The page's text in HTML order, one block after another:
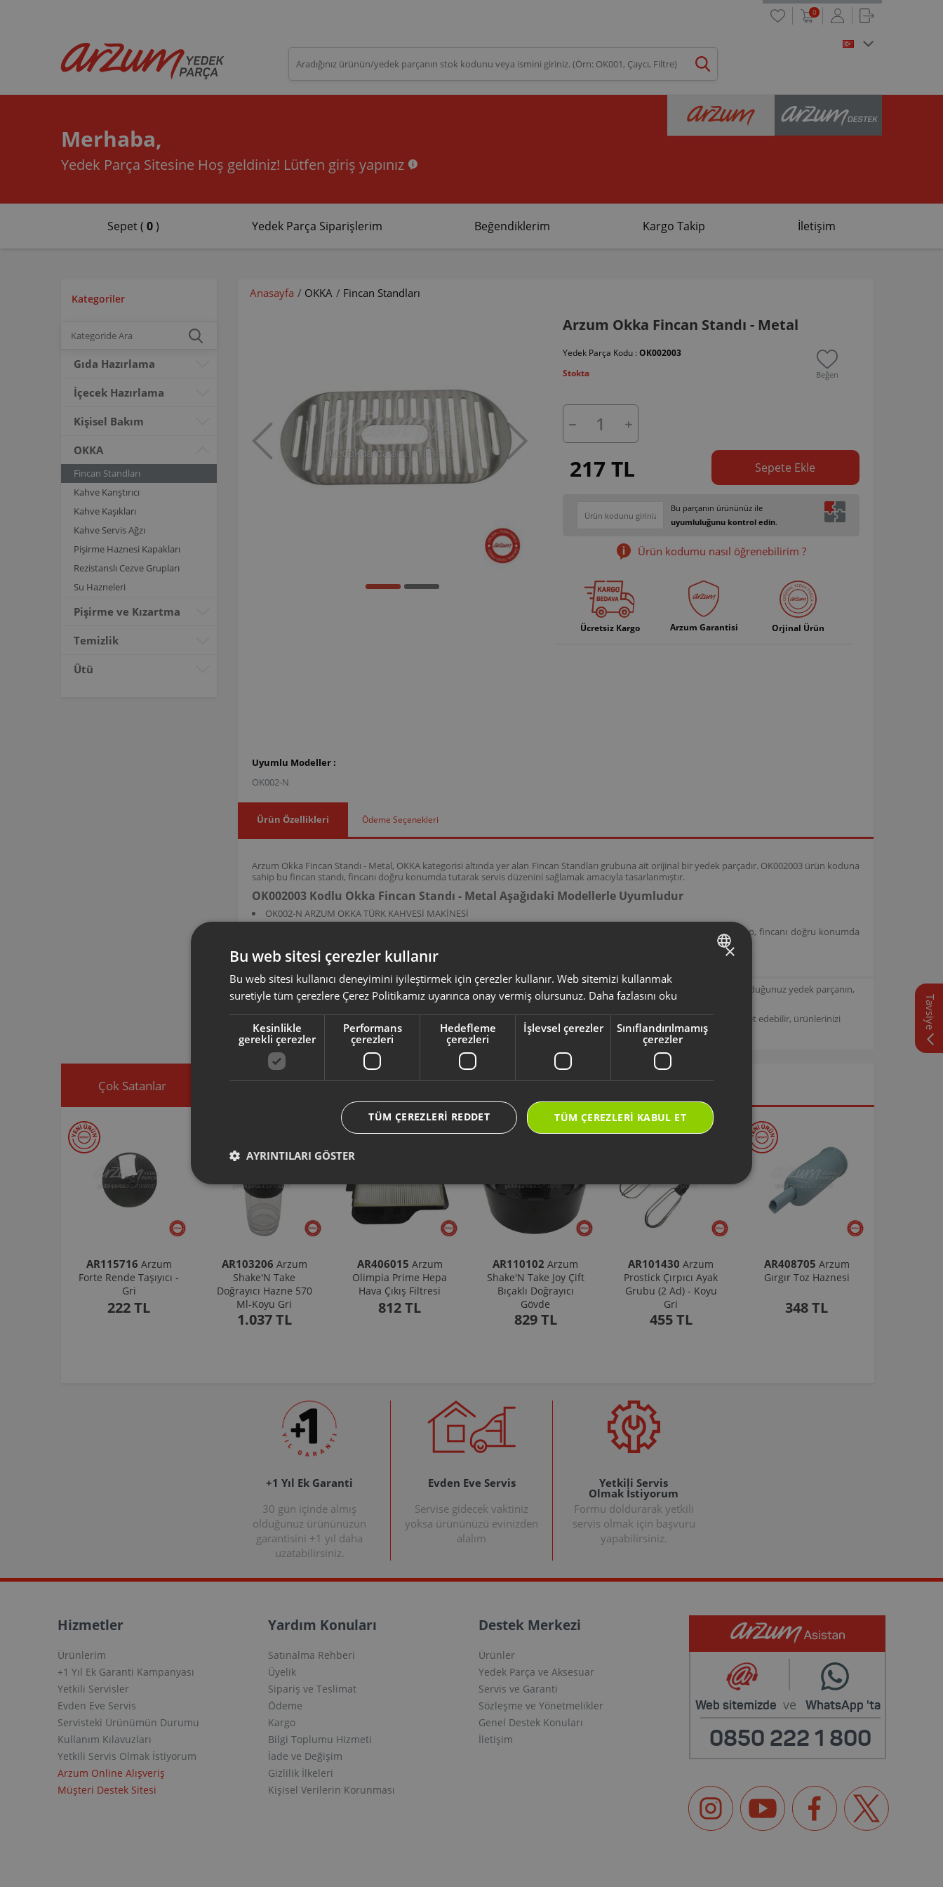
0
Merhaba,
Yedek Parça Sitesine Hoş geldiniz! Lütfen giriş yapınız
Sepet ( 0) Yedek Parça Siparişlerim Beğendiklerim Kargo Takip İletişim
Kategoriler
Gıda Hazırlama
İçecek Hazırlama
Kişisel Bakım
OKKA
Fincan Standları
Kahve Karıştırıcı
Kahve Kaşıkları
Kahve Servis Ağzı
Pişirme Haznesi Kapakları
Rezistanslı Cezve Grupları
Su Hazneleri
Pişirme ve Kızartma
Temizlik
Ütü
Anasayfa / OKKA / Fincan Standları
Arzum Okka Fincan Standı - Metal
Yedek Parça Kodu : OK002003
Stokta
Beğen
217 TL Sepete Ekle
Bu parçanın ürününüz ile
uyumluluğunu kontrol edin.
Ürün kodumu nasıl öğrenebilirim ?
Ücretsiz Kargo Arzum Garantisi Orjinal Ürün
Uyumlu Modeller :
OK002-N
Ürün Özellikleri Ödeme Seçenekleri
Arzum Okka Fincan Standı - Metal, OKKA kategorisi altında yer alan Fincan Standları grubuna ait orijinal bir yedek parçadır. OK002003 ürün koduna
sahip bu fincan standı, fincanı doğru konumda tutarak servis düzenini sağlamak amacıyla tasarlanmıştır.
OK002003 Kodlu Okka Fincan Standı - Metal Aşağıdaki Modellerle Uyumludur
OK002-N ARZUM OKKA TÜRK KAHVESİ MAKİNESİ
OK002003 ürün kodlu bu fincan standı; OK002-N model kodlarına sahip Okka Türk kahvesi makineleri ile uyumlu olup, fincanı doğru konumda
Arzum orijinal aksesuar ve sarf malzemeleri, ürününüzü uzun ömürlü ve güvenle kullanmanız için tasarlanmıştır. Seçmiş olduğunuz yedek parçanın,
ürününüz için uyumlu olup olmadığını,ürün kodunuz aracılığı ile kontrol ediniz.
Ürününüz ile ilgili kullanım kılavuzu ve kullanım detayları içinhttps://destek.arzum.com.tr/Arzum Destek Sitemizi ziyaret edebilir, ürünlerinizi
ekleyip, yedek parça ve garanti bilgilerine kolayca erişebilirsiniz.
Çok Satanlar İndirimdekiler Yeni Ürünler Seçtiklerimiz
AR115716 Arzum
Forte Rende Taşıyıcı -
Gri
222 TL
AR103206 Arzum
Shake'N Take
Doğrayıcı Hazne 570
Ml-Koyu Gri
1.037 TL
AR406015 Arzum
Olimpia Prime Hepa
Hava Çıkış Filtresi
812 TL
AR110102 Arzum
Shake'N Take Joy Çift
Bıçaklı Doğrayıcı
Gövde
829 TL
AR101430 Arzum
Prostick Çırpıcı Ayak
Grubu (2 Ad) - Koyu
Gri
455 TL
AR408705 Arzum
Gırgır Toz Haznesi
348 TL
+1 Yıl Ek Garanti
30 gün içinde almış
olduğunuz ürününüzün
garantisini +1 yıl daha
uzatabilirsiniz.
Evden Eve Servis
Servise gidecek vaktiniz
yoksa ürününüzü evinizden
alalım
Yetkili Servis
Olmak İstiyorum
Formu doldurarak yetkili
servis olmak için başvuru
yapabilirsiniz.
Hizmetler
Ürünlerim
+1 Yıl Ek Garanti Kampanyası
Yetkili Servisler
Evden Eve Servis
Servisteki Ürünümün Durumu
Kullanım Kılavuzları
Yetkili Servis Olmak İstiyorum
Arzum Online Alışveriş
Müşteri Destek Sitesi
Yardım Konuları
Satınalma Rehberi
Üyelik
Sipariş ve Teslimat
Ödeme
Kargo
Bilgi Toplumu Hizmeti
İade ve Değişim
Gizlilik İlkeleri
Kişisel Verilerin Korunması
Destek Merkezi
Ürünler
Yedek Parça ve Aksesuar
Servis ve Garanti
Sözleşme ve Yönetmelikler
Genel Destek Konuları
İletişim
Web sitemizde ve WhatsApp 'ta
0850 222 1 800
Tavsiye
×
Bu web sitesi çerezler kullanır
Bu web sitesi kullanıcı deneyimini iyileştirmek için çerezler kullanır. Web sitemizi kullanmak
suretiyle tüm çerezlere Çerez Politikamız uyarınca onay vermiş olursunuz. Daha fazlasını oku
Kesinlikle
gerekli çerezler
Performans
çerezleri
Hedefleme
çerezleri
İşlevsel çerezler
Sınıflandırılmamış
çerezler
TÜM ÇEREZLERI KABUL ET
TÜM ÇEREZLERI REDDET
AYRINTILARI GÖSTER